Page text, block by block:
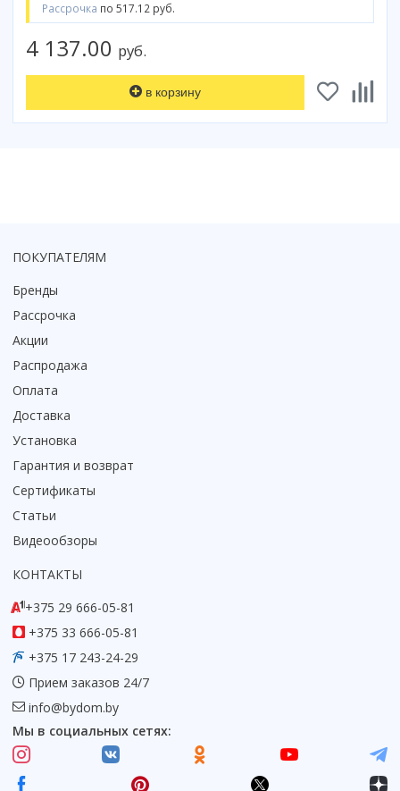
Коврик для душевой кабины
Рассрочка по 517.12 руб.
4 137.00 руб.
в корзину
ПОКУПАТЕЛЯМ
Бренды
Рассрочка
Акции
Распродажа
Оплата
Доставка
Установка
Гарантия и возврат
Сертификаты
Статьи
Видеообзоры
КОНТАКТЫ
+375 29 666-05-81
+375 33 666-05-81
+375 17 243-24-29
Прием заказов 24/7
info@bydom.by
Мы в социальных сетях: